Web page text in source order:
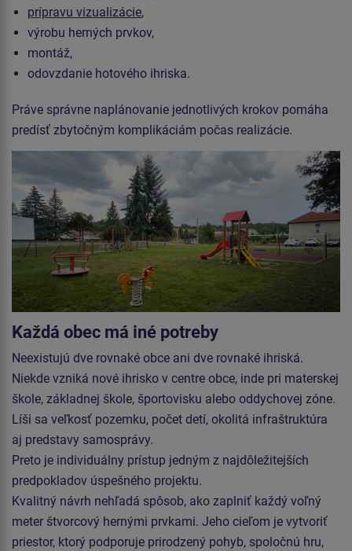
prípravu vizualizácie,
výrobu herných prvkov,
montáž,
odovzdanie hotového ihriska.
Práve správne naplánovanie jednotlivých krokov pomáha
predísť zbytočným komplikáciám počas realizácie.
Každá obec má iné potreby
Neexistujú dve rovnaké obce ani dve rovnaké ihriská.
Niekde vzniká nové ihrisko v centre obce, inde pri materskej
škole, základnej škole, športovisku alebo oddychovej zóne.
Líši sa veľkosť pozemku, počet detí, okolitá infraštruktúra
aj predstavy samosprávy.
Preto je individuálny prístup jedným z najdôležitejších
predpokladov úspešného projektu.
Kvalitný návrh nehľadá spôsob, ako zaplniť každý voľný
meter štvorcový hernými prvkami. Jeho cieľom je vytvoriť
priestor, ktorý podporuje prirodzený pohyb, spoločnú hru,